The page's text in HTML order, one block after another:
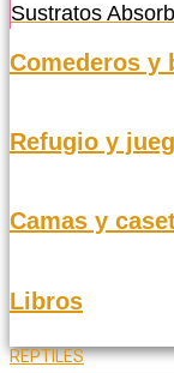
Sustratos
Comederos y
Refugio y
Camas y
Libros
REPTILES